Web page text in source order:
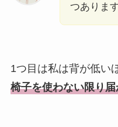
つあります
1つ目は私は背が低い
椅子を使わない限り